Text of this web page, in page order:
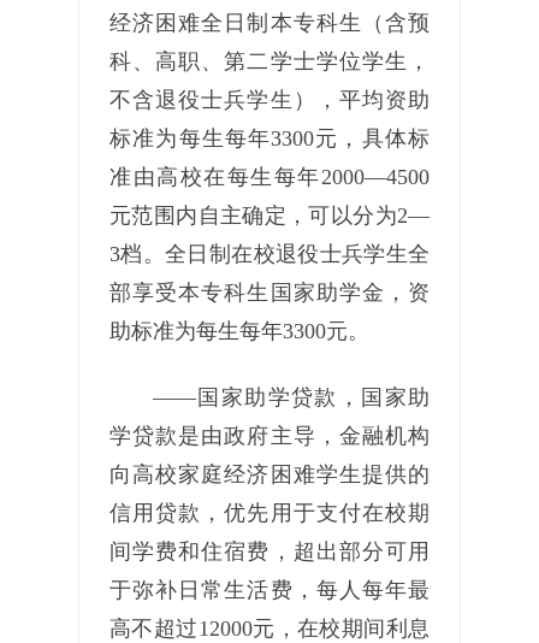
经济困难全日制本专科生（含预
科、高职、第二学士学位学生，
不含退役士兵学生），平均资助
标准为每生每年3300元，具体标
准由高校在每生每年2000—4500
元范围内自主确定，可以分为2—
3档。全日制在校退役士兵学生全
部享受本专科生国家助学金，资
助标准为每生每年3300元。
——国家助学贷款，国家助
学贷款是由政府主导，金融机构
向高校家庭经济困难学生提供的
信用贷款，优先用于支付在校期
间学费和住宿费，超出部分可用
于弥补日常生活费，每人每年最
高不超过12000元，在校期间利息